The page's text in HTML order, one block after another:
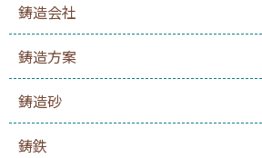
鋳造会社
鋳造方案
鋳造砂
鋳鉄